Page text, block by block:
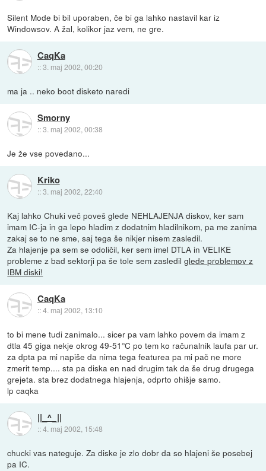
Silent Mode bi bil uporaben, če bi ga lahko nastavil kar iz
Windowsov. A žal, kolikor jaz vem, ne gre.
CaqKa
::3. maj 2002, 00:20
ma ja .. neko boot disketo naredi
Smorny
::3. maj 2002, 00:38
Je že vse povedano...
Kriko
::3. maj 2002, 22:40
Kaj lahko Chuki več poveš glede NEHLAJENJA diskov, ker sam
imam IC-ja in ga lepo hladim z dodatnim hladilnikom, pa me zanima
zakaj se to ne sme, saj tega še nikjer nisem zasledil.
Za hlajenje pa sem se odoličil, ker sem imel DTLA in VELIKE
probleme z bad sektorji pa še tole sem zasledilglede problemov z
IBM diski!
CaqKa
::4. maj 2002, 13:10
to bi mene tudi zanimalo... sicer pa vam lahko povem da imam z
dtla 45 giga nekje okrog 49-51°C po tem ko računalnik laufa par ur.
za dpta pa mi napiše da nima tega featurea pa mi pač ne more
zmerit temp.... sta pa diska en nad drugim tak da še drug drugega
grejeta. sta brez dodatnega hlajenja, odprto ohišje samo.
lp caqka
||_^_||
::4. maj 2002, 15:48
chucki vas nateguje. Za diske je zlo dobr da so hlajeni še posebej
pa IC.